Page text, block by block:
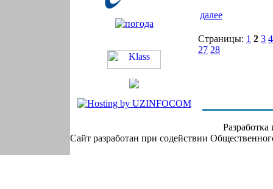
далее
Страницы: 1 2 3 4
27 28
Сайт разработан при содействии